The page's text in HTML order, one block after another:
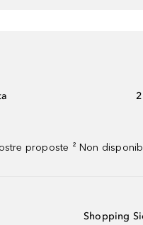
proposte ² Non
Shopping